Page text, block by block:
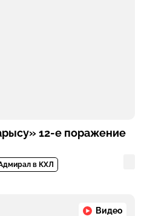
12-е поражение
в КХЛ
Видео